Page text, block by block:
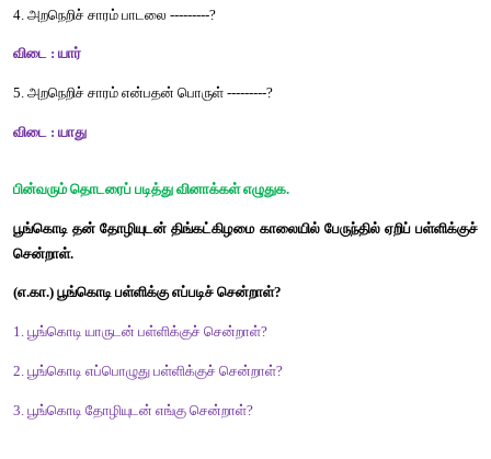
சொன்னார். இறுதியில் துறவி இப்போது பாரம் குறைந்ததா?
ஆம்! என்றார். உன்னிடம் உள்ள அளவில்லாத செல்வம் தான்
ஏழைகளுக்கு கொடுத்துவிட பாரம் குறைந்து உன்மனம்
சொல்லக் கேட்டு எழுதுக.
1. பொய்கையாழ்வார் திருவெஃகா என்னும் ஊரில் பிறந்தார்.
2. இனிய சொல்லையே விளைநிலமாகக் கொள்ளவேண்டும்.
3. வாழ்க்கை குறிக்கோள் உடையது.
4. செல்வத்துப் பயன் ஒப்புரவு வாழ்க்கை.